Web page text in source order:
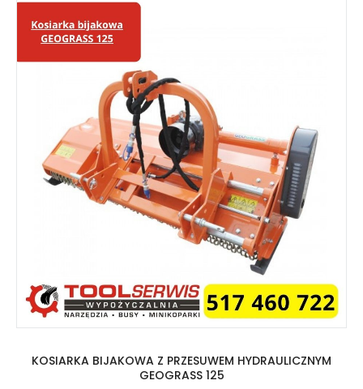
KOSIARKA BIJAKOWA Z PRZESUWEM HYDRAULICZNYM
GEOGRASS 125